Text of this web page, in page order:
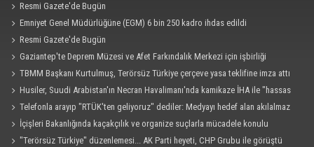
Bakanlık devreye girdi: Devlet şefkat elini uzattı
Resmi Gazete'de Bugün
Emniyet Genel Müdürlüğüne (EGM) 6 bin 250 kadro ihdas edildi
Resmi Gazete'de Bugün
Gaziantep'te Deprem Müzesi ve Afet Farkındalık Merkezi için işbirliği
protokolü imzalandı
TBMM Başkanı Kurtulmuş, Terörsüz Türkiye çerçeve yasa teklifine imza attı
Husiler, Suudi Arabistan'ın Necran Havalimanı'nda kamikaze İHA ile "hassas
bir hedefi" vurduklarını açıkladı
Telefonla arayıp "RTÜK'ten geliyoruz" dediler: Medyayı hedef alan akılalmaz
tuzak ifşa oldu
İçişleri Bakanlığında kaçakçılık ve organize suçlarla mücadele konulu
güvenlik toplantısı yapıldı
"Terörsüz Türkiye" düzenlemesi... AK Parti heyeti, CHP Grubu ile görüştü